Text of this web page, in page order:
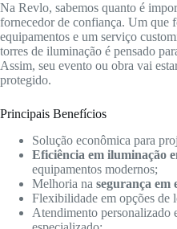
Na Revlo, sabemos quanto é
fornecedor de confiança. Um que
equipamentos e um serviço
torres de iluminação é pensado
Assim, seu evento ou obra vai
protegido.
Principais Benefícios
Solução econômica para
Eficiência em iluminação
equipamentos modernos;
Melhoria na segurança em
Flexibilidade em opções de
Atendimento personalizado